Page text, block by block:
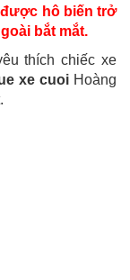
hô biến trở
bắt mắt.
thích chiếc xe
xe cuoiHoàng